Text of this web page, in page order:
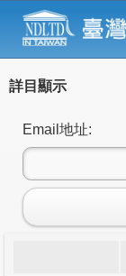
詳目顯示
Email地址: